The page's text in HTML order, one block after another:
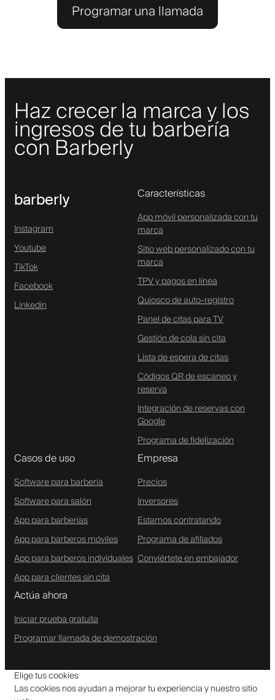
Programar una llamada
Haz crecer la marca y los
ingresos de tu barbería
con Barberly
barberly
Instagram
Youtube
TikTok
Facebook
Linkedin
Características
App móvil personalizada con tu
marca
Sitio web personalizado con tu
marca
TPV y pagos en línea
Quiosco de auto-registro
Panel de citas para TV
Gestión de cola sin cita
Lista de espera de citas
Códigos QR de escaneo y
reserva
Integración de reservas con
Google
Programa de fidelización
Casos de uso
Software para barbería
Software para salón
App para barberías
App para barberos móviles
App para barberos individuales
App para clientes sin cita
Empresa
Precios
Inversores
Estamos contratando
Programa de afiliados
Conviértete en embajador
Actúa ahora
Iniciar prueba gratuita
Programar llamada de demostración
Elige tus cookies
Las cookies nos ayudan a mejorar tu experiencia y nuestro sitio